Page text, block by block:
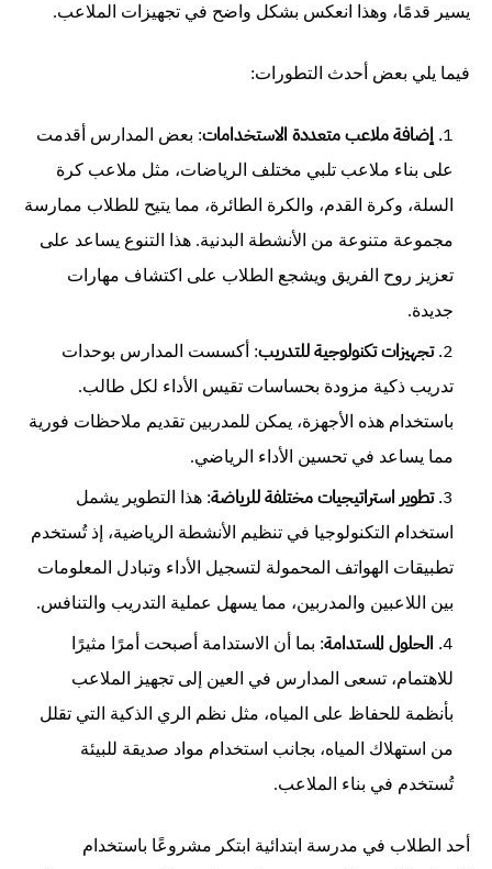
يسير قدمًا، وهذا انعكس بشكل واضح في تجهيزات الملاعب.
فيما يلي بعض أحدث التطورات:
إضافة ملاعب متعددة الاستخدامات: بعض المدارس أقدمت
على بناء ملاعب تلبي مختلف الرياضات، مثل ملاعب كرة
السلة، وكرة القدم، والكرة الطائرة، مما يتيح للطلاب ممارسة
مجموعة متنوعة من الأنشطة البدنية. هذا التنوع يساعد على
تعزيز روح الفريق ويشجع الطلاب على اكتشاف مهارات
جديدة.
تجهيزات تكنولوجية للتدريب: أكسست المدارس بوحدات
تدريب ذكية مزودة بحساسات تقيس الأداء لكل طالب.
باستخدام هذه الأجهزة، يمكن للمدربين تقديم ملاحظات فورية
مما يساعد في تحسين الأداء الرياضي.
تطوير استراتيجيات مختلفة للرياضة: هذا التطوير يشمل
استخدام التكنولوجيا في تنظيم الأنشطة الرياضية، إذ تُستخدم
تطبيقات الهواتف المحمولة لتسجيل الأداء وتبادل المعلومات
بين اللاعبين والمدربين، مما يسهل عملية التدريب والتنافس.
الحلول المستدامة: بما أن الاستدامة أصبحت أمرًا مثيرًا
للاهتمام، تسعى المدارس في العين إلى تجهيز الملاعب
بأنظمة للحفاظ على المياه، مثل نظم الري الذكية التي تقلل
من استهلاك المياه، بجانب استخدام مواد صديقة للبيئة
تُستخدم في بناء الملاعب.
أحد الطلاب في مدرسة ابتدائية ابتكر مشروعًا باستخدام